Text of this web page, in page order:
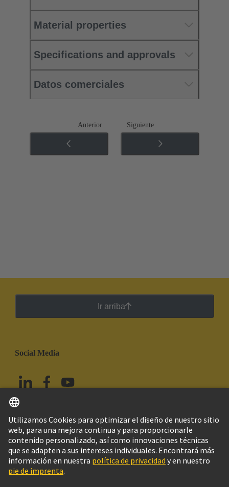
Material properties
Specifications and approvals
Datos comerciales
Anterior Siguiente
Ir arriba
Social Media
México Español
© HARTING Technology Group